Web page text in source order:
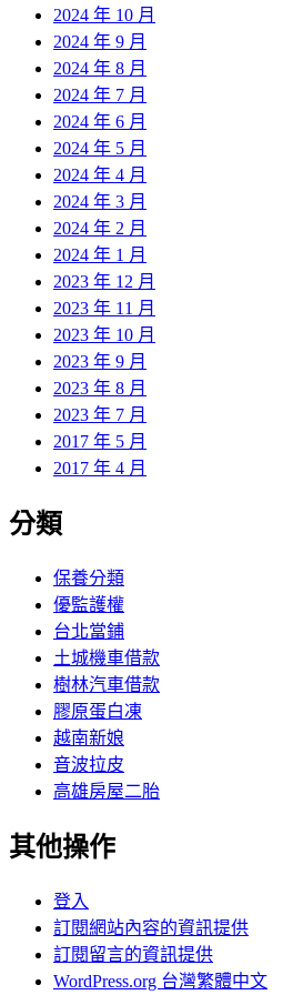
2024 年 10 月
2024 年 9 月
2024 年 8 月
2024 年 7 月
2024 年 6 月
2024 年 5 月
2024 年 4 月
2024 年 3 月
2024 年 2 月
2024 年 1 月
2023 年 12 月
2023 年 11 月
2023 年 10 月
2023 年 9 月
2023 年 8 月
2023 年 7 月
2017 年 5 月
2017 年 4 月
分類
保養分類
優監護權
台北當鋪
土城機車借款
樹林汽車借款
膠原蛋白凍
越南新娘
音波拉皮
高雄房屋二胎
其他操作
登入
訂閱網站內容的資訊提供
訂閱留言的資訊提供
WordPress.org 台灣繁體中文